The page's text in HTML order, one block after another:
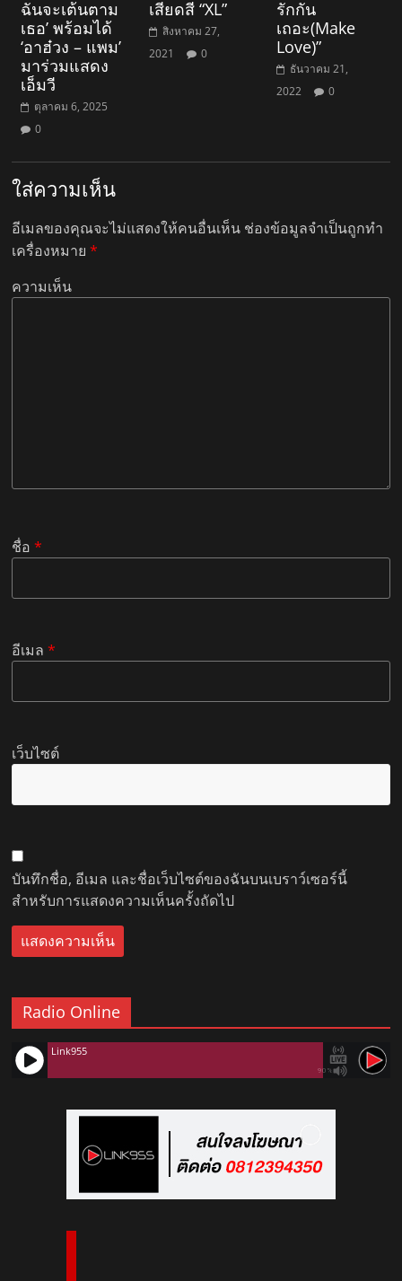
ฉันจะเต้นตาม
เธอ’ พร้อมได้
‘อาฮ๋วง – แพม’
มาร่วมแสดง
เอ็มวี
ตุลาคม 6, 2025
0
เสียดสี “XL”
สิงหาคม 27,
2021
0
รักกัน
เถอะ(Make
Love)”
ธันวาคม 21,
2022
0
ใส่ความเห็น
อีเมลของคุณจะไม่แสดงให้คนอื่นเห็น ช่องข้อมูลจำเป็นถูกทำ
เครื่องหมาย*
ความเห็น
ชื่อ*
อีเมล*
เว็บไซต์
บันทึกชื่อ, อีเมล และชื่อเว็บไซต์ของฉันบนเบราว์เซอร์นี้
สำหรับการแสดงความเห็นครั้งถัดไป
Radio Online
90%
Link955